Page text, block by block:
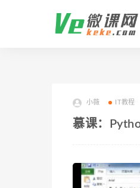
小薇 IT教程
慕课：